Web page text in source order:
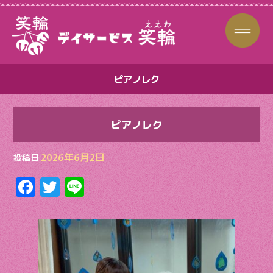
ピアノレク
ピアノレク
投稿日 2026年6月2日
F
ac
e
b
o
T
w
itt
er
Li
n
e